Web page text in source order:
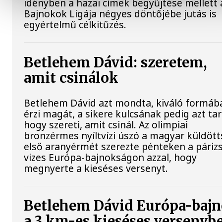
idényben a hazai címek begyűjtése mellett
Bajnokok Ligája négyes döntőjébe jutás is
egyértelmű célkitűzés.
Betlehem Dávid: szeretem,
amit csinálok
Betlehem Dávid azt mondta, kiváló
érzi magát, a sikere kulcsának pedig azt
hogy szereti, amit csinál. Az olimpiai
bronzérmes nyíltvízi úszó a magyar
első aranyérmét szerezte pénteken a
vizes Európa-bajnokságon azzal, hogy
megnyerte a kieséses versenyt.
Betlehem Dávid Európa-